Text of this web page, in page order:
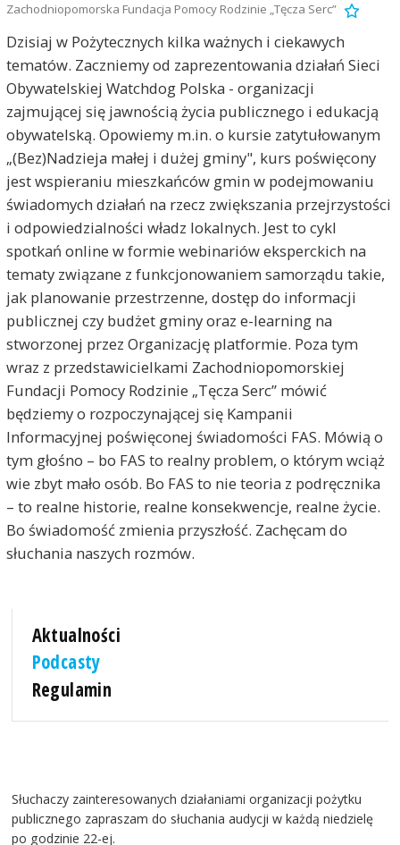
Zachodniopomorska Fundacja Pomocy Rodzinie „Tęcza Serc”
Dzisiaj w Pożytecznych kilka ważnych i ciekawych
tematów. Zaczniemy od zaprezentowania działań Sieci
Obywatelskiej Watchdog Polska - organizacji
zajmującej się jawnością życia publicznego i edukacją
obywatelską. Opowiemy m.in. o kursie zatytułowanym
„(Bez)Nadzieja małej i dużej gminy", kurs poświęcony
jest wspieraniu mieszkańców gmin w podejmowaniu
świadomych działań na rzecz zwiększania przejrzystości
i odpowiedzialności władz lokalnych. Jest to cykl
spotkań online w formie webinariów eksperckich na
tematy związane z funkcjonowaniem samorządu takie,
jak planowanie przestrzenne, dostęp do informacji
publicznej czy budżet gminy oraz e-learning na
stworzonej przez Organizację platformie. Poza tym
wraz z przedstawicielkami Zachodniopomorskiej
Fundacji Pomocy Rodzinie „Tęcza Serc” mówić
będziemy o rozpoczynającej się Kampanii
Informacyjnej poświęconej świadomości FAS. Mówią o
tym głośno – bo FAS to realny problem, o którym wciąż
wie zbyt mało osób. Bo FAS to nie teoria z podręcznika
– to realne historie, realne konsekwencje, realne życie.
Bo świadomość zmienia przyszłość. Zachęcam do
słuchania naszych rozmów.
Aktualności
Podcasty
Regulamin
Słuchaczy zainteresowanych działaniami organizacji pożytku
publicznego zapraszam do słuchania audycji w każdą niedzielę
po godzinie 22-ej.